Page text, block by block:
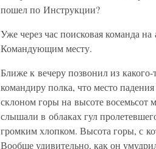
пошел по Инструкции?
Уже через час поисковая команда
Командующим месту.
Ближе к вечеру позвонил из
командиру полка, что место
склоном горы на высоте восемьсот
слышали в облаках гул
громким хлопком. Высота горы, с
Вообще удивительно, как он